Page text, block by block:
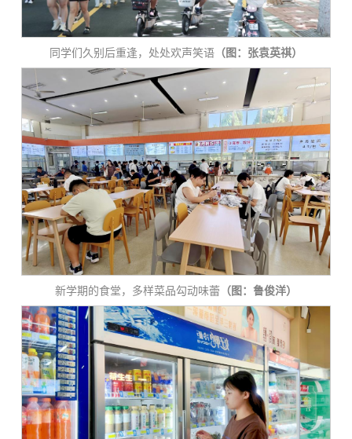
同学们久别后重逢，处处欢声笑语 （图：张袁英祺）
新学期的食堂，多样菜品勾动味蕾 （图：鲁俊洋）